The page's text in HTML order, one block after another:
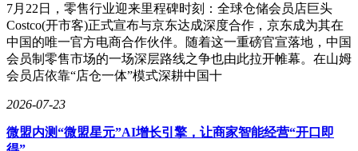
7月22日，零售行业迎来里程碑时刻：全球仓储会员店巨头
Costco(开市客)正式宣布与京东达成深度合作，京东成为其在
中国的唯一官方电商合作伙伴。随着这一重磅官宣落地，中国
会员制零售市场的一场深层路线之争也由此拉开帷幕。在山姆
会员店依靠“店仓一体”模式深耕中国十
2026-07-23
微盟内测“微盟星元”AI增长引擎，让商家智能经营“开口即